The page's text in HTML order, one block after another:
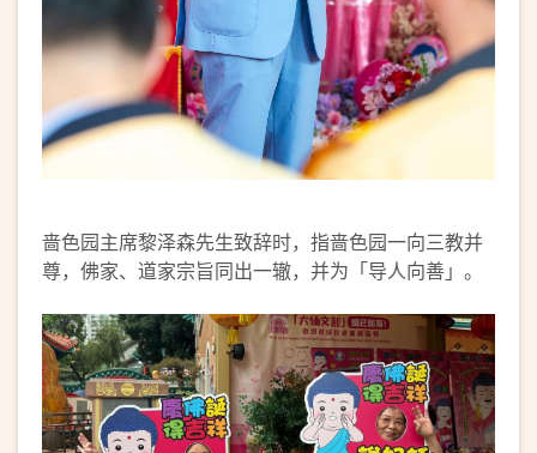
啬色园主席黎泽森先生致辞时，指啬色园一向三教并
尊，佛家、道家宗旨同出一辙，并为「导人向善」。